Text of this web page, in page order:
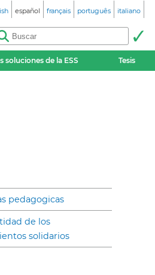
español français português italiano
soluciones de la ESS Tesis
pedagogicas
de los
solidarios